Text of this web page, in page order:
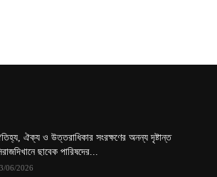
ঐক্য ও উত্তরাধিকার সংরক্ষণের অনন্য দৃষ্টান্ত
ছাবেক পারিষদের...
06/2026